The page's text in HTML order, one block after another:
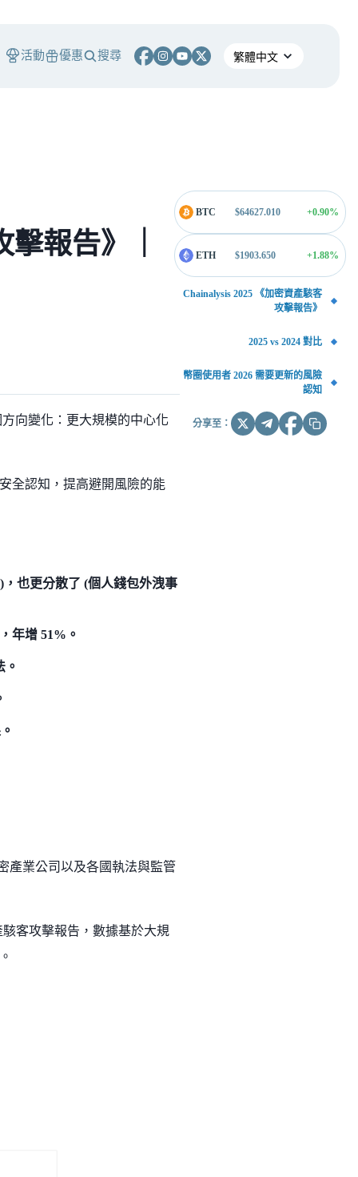
活動 優惠 搜尋
報告》｜
向變化：更大規模的中心化
全認知，提高避開風險的能
也更分散了 (個人錢包外洩事
年增 51%。
產業公司以及各國執法與監管
駭客攻擊報告，數據基於大規
BTC $64627.010 +0.90%
ETH $1903.650 +1.88%
Chainalysis 2025 《加密資產駭客
攻擊報告》
2025 vs 2024 對比
幣圈使用者 2026 需要更新的風險
認知
分享至：